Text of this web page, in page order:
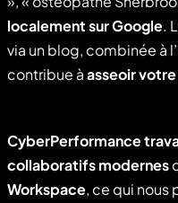
localement sur Google.
via un blog, combinée à
contribue àasseoir
CyberPerformance
collaboratifs modernes
Workspace, ce qui nous